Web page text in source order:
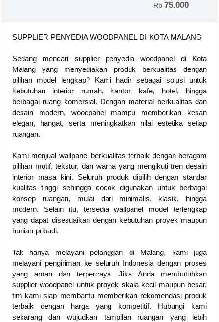
Rp75.000
SUPPLIER PENYEDIA WOODPANEL DI KOTA MALANG
Sedang mencari supplier penyedia woodpanel di Kota
Malang yang menyediakan produk berkualitas dengan
pilihan model lengkap? Kami hadir sebagai solusi untuk
kebutuhan interior rumah, kantor, kafe, hotel, hingga
berbagai ruang komersial. Dengan material berkualitas dan
desain modern, woodpanel mampu memberikan kesan
elegan, hangat, serta meningkatkan nilai estetika setiap
ruangan.
Kami menjual wallpanel berkualitas terbaik dengan beragam
pilihan motif, tekstur, dan warna yang mengikuti tren desain
interior masa kini. Seluruh produk dipilih dengan standar
kualitas tinggi sehingga cocok digunakan untuk berbagai
konsep ruangan, mulai dari minimalis, klasik, hingga
modern. Selain itu, tersedia wallpanel model terlengkap
yang dapat disesuaikan dengan kebutuhan proyek maupun
hunian pribadi.
Tak hanya melayani pelanggan di Malang, kami juga
melayani pengiriman ke seluruh Indonesia dengan proses
yang aman dan terpercaya. Jika Anda membutuhkan
supplier woodpanel untuk proyek skala kecil maupun besar,
tim kami siap membantu memberikan rekomendasi produk
terbaik dengan harga yang kompetitif. Hubungi kami
sekarang dan wujudkan tampilan ruangan yang lebih